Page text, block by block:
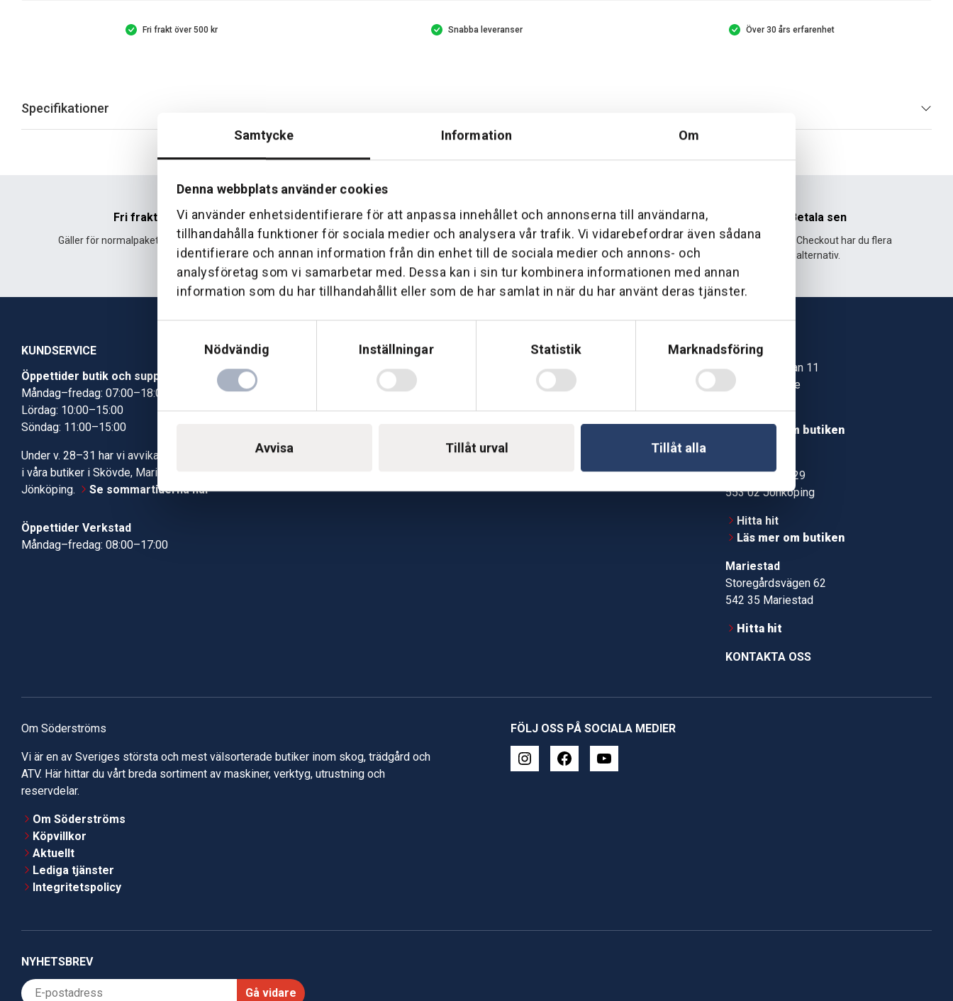
Samtycke Information Om
Denna webbplats använder cookies
Vi använder enhetsidentifierare för att anpassa innehållet och annonserna till användarna,
tillhandahålla funktioner för sociala medier och analysera vår trafik. Vi vidarebefordrar även sådana
identifierare och annan information från din enhet till de sociala medier och annons- och
analysföretag som vi samarbetar med. Dessa kan i sin tur kombinera informationen med annan
information som du har tillhandahållit eller som de har samlat in när du har använt deras tjänster.
Nödvändig
Inställningar Statistik Marknadsföring
Avvisa Tillåt urval Tillåt alla
Fri frakt över 500 kr Snabba leveranser Över 30 års erfarenhet
Specifikationer
Fri frakt
Gäller för normalpaket över 500 kr.
Hemleverans
Leverans fram till din dörr. Oavsett storlek.
Över 30 års erfarenhet
Företaget startade 1 januari 1995 och har
sedan dess haft en god tillväxt.
Betala sen
Med Klarna Checkout har du flera
alternativ.
KUNDSERVICE
Öppettider butik och support
Måndag–fredag: 07:00–18:00
Lördag: 10:00–15:00
Söndag: 11:00–15:00
Under v. 28–31 har vi avvikande öppettider
i våra butiker i Skövde, Mariestad och
Jönköping.
Se sommartiderna här
Öppettider Verkstad
Måndag–fredag: 08:00–17:00
Butik Skövde
Butik Jönköping
Kundcenter
Boka tid i verkstad
Telefon: 0500-414 130
Gå till vår företagssupport
Skövde
Jonstorpsgatan 11
549 37 Skövde
Hitta hit
Läs mer om butiken
Kämpevägen 29
553 02 Jönköping
Hitta hit
Läs mer om butiken
Mariestad
Storegårdsvägen 62
542 35 Mariestad
Hitta hit
KONTAKTA OSS
Om Söderströms
Vi är en av Sveriges största och mest välsorterade butiker inom skog, trädgård och
ATV. Här hittar du vårt breda sortiment av maskiner, verktyg, utrustning och
reservdelar.
Om Söderströms
Köpvillkor
Aktuellt
Lediga tjänster
Integritetspolicy
FÖLJ OSS PÅ SOCIALA MEDIER
NYHETSBREV
Gå vidare